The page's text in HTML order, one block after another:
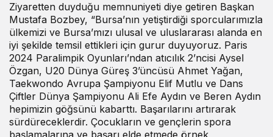
Ziyaretten duyduğu memnuniyeti diye getiren Başkan
Mustafa Bozbey, “Bursa’nın yetiştirdiği sporcularımızla
ülkemizi ve Bursa’mızı ulusal ve uluslararası alanda en
iyi şekilde temsil ettikleri için gurur duyuyoruz. Paris
2024 Paralimpik Oyunları’ndan atıcılık 2’ncisi Aysel
Özgan, U20 Dünya Güreş 3’üncüsü Ahmet Yağan,
Taekwondo Avrupa Şampiyonu Elif Mutlu ve Dans
Çiftler Dünya Şampiyonu Ali Efe Aydın ve Beren Aydın
hepimizin göğsünü kabarttı. Başarılarını artırarak
sürdüreceklerdir. Çocukların ve gençlerin spora